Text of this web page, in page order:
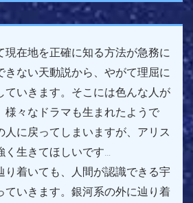
現在地を正確に知る方法が急務に
きない天動説から、やがて理屈に
ていきます。そこには色んな人が
様々なドラマも生まれたようで
人に戻ってしまいますが、アリス
生きてほしいです…
り着いても、人間が認識できる宇
ていきます。銀河系の外に辿り着